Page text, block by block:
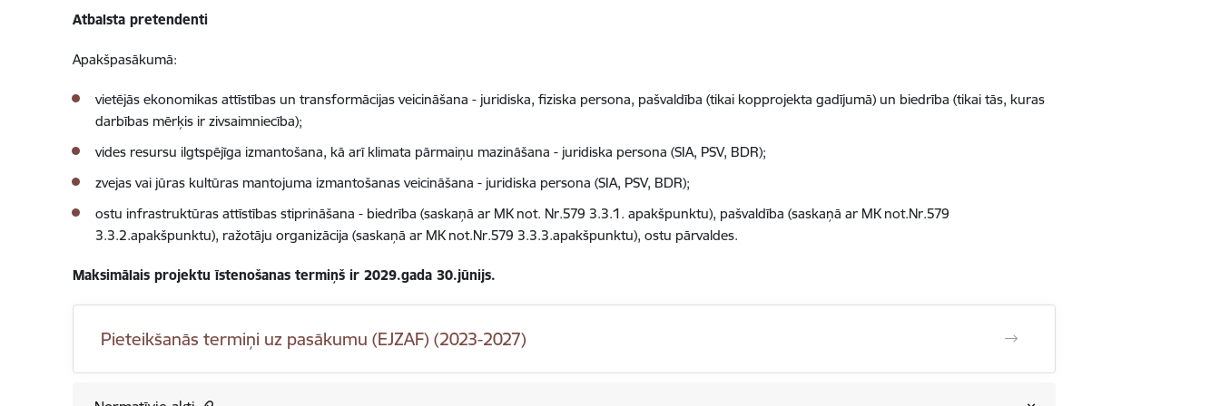
Atbalsta pretendenti
Apakšpasākumā:
vietējās ekonomikas attīstības un transformācijas veicināšana - juridiska, fiziska persona, pašvaldība (tikai kopprojekta gadījumā) un biedrība (tikai tās, kuras
darbības mērķis ir zivsaimniecība);
vides resursu ilgtspējīga izmantošana, kā arī klimata pārmaiņu mazināšana - juridiska persona (SIA, PSV, BDR);
zvejas vai jūras kultūras mantojuma izmantošanas veicināšana - juridiska persona (SIA, PSV, BDR);
ostu infrastruktūras attīstības stiprināšana - biedrība (saskaņā ar MK not. Nr.579 3.3.1. apakšpunktu), pašvaldība (saskaņā ar MK not.Nr.579
3.3.2.apakšpunktu), ražotāju organizācija (saskaņā ar MK not.Nr.579 3.3.3.apakšpunktu), ostu pārvaldes.
Maksimālais projektu īstenošanas termiņš ir 2029.gada 30.jūnijs.
Pieteikšanās termiņi uz pasākumu (EJZAF) (2023-2027)